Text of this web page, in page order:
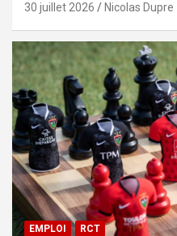
30 juillet 2026 Nicolas Dupre
EMPLOI RCT